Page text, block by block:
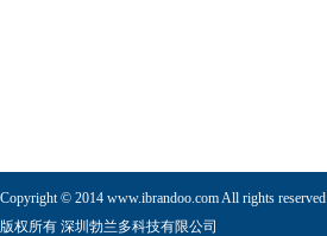
Copyright © 2014 www.ibrandoo.com All rights reserved
版权所有 深圳勃兰多科技有限公司